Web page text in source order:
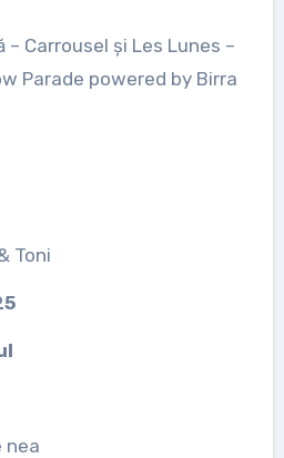
Carrousel și Les Lunes –
Parade powered by Birra
Toni
nea